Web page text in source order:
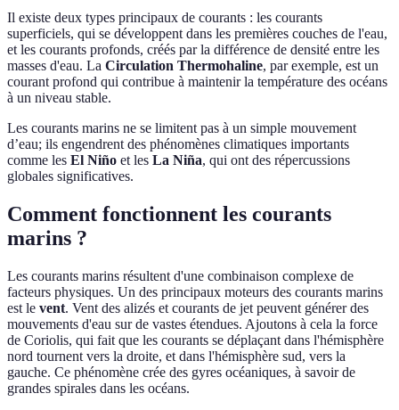
Il existe deux types principaux de courants : les courants
superficiels, qui se développent dans les premières couches de l'eau,
et les courants profonds, créés par la différence de densité entre les
masses d'eau. La Circulation Thermohaline, par exemple, est un
courant profond qui contribue à maintenir la température des océans
à un niveau stable.
Les courants marins ne se limitent pas à un simple mouvement
d’eau; ils engendrent des phénomènes climatiques importants
comme les El Niño et les La Niña, qui ont des répercussions
globales significatives.
Comment fonctionnent les courants
marins ?
Les courants marins résultent d'une combinaison complexe de
facteurs physiques. Un des principaux moteurs des courants marins
est le vent. Vent des alizés et courants de jet peuvent générer des
mouvements d'eau sur de vastes étendues. Ajoutons à cela la force
de Coriolis, qui fait que les courants se déplaçant dans l'hémisphère
nord tournent vers la droite, et dans l'hémisphère sud, vers la
gauche. Ce phénomène crée des gyres océaniques, à savoir de
grandes spirales dans les océans.